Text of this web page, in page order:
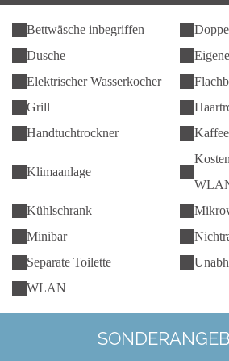
Bettwäsche inbegriffen
Dusche
Elektrischer Wasserkocher
Grill
Handtuchtrockner
Klimaanlage
Kühlschrank
Minibar
Separate Toilette
WLAN